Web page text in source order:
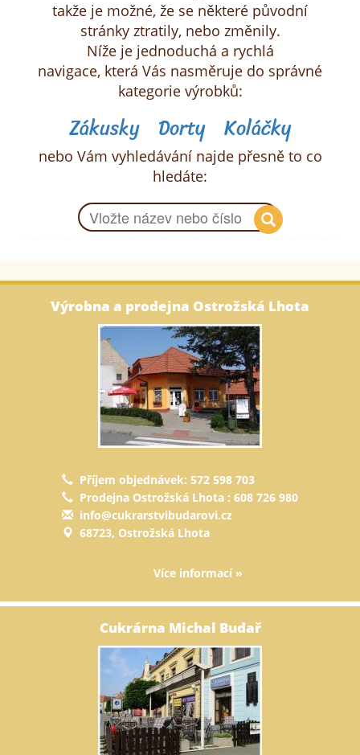
takže je možné, že se některé původní
stránky ztratily, nebo změnily.
Níže je jednoduchá a rychlá
navigace, která Vás nasměruje do správné
kategorie výrobků:
Zákusky Dorty Koláčky
nebo Vám vyhledávání najde přesně to co
hledáte:
Výrobna a prodejna Ostrožská Lhota
Příjem objednávek: 572 598 703
Prodejna Ostrožská Lhota : 608 726 980
info@cukrarstvibudarovi.cz
68723, Ostrožská Lhota
Více informací »
Cukrárna Michal Budař